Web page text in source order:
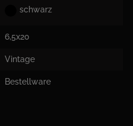
schwarz
6,5x20
Vintage
Bestellware